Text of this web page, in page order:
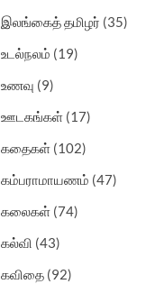
இலங்கைத் தமிழர் (35)
உடல்நலம் (19)
உணவு (9)
ஊடகங்கள் (17)
கதைகள் (102)
கம்பராமாயணம் (47)
கலைகள் (74)
கல்வி (43)
கவிதை (92)